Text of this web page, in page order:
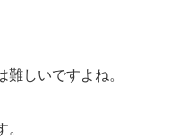
しいですよね。